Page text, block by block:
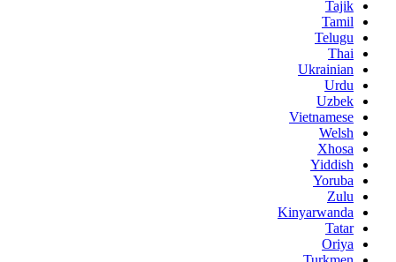
Tajik
Tamil
Telugu
Thai
Ukrainian
Urdu
Uzbek
Vietnamese
Welsh
Xhosa
Yiddish
Yoruba
Zulu
Kinyarwanda
Tatar
Oriya